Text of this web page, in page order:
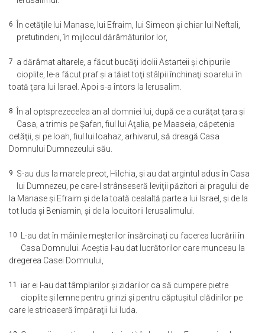
6
În cetăţile lui Manase, lui Efraim, lui Simeon şi chiar lui Neftali,
pretutindeni, în mijlocul dărâmăturilor lor,
7 a dărâmat altarele, a făcut bucăţi idolii Astarteii şi chipurile
cioplite, le-a făcut praf şi a tăiat toţi stâlpii închinaţi soarelui în
toată ţara lui Israel. Apoi s-a întors la Ierusalim.
8
În al optsprezecelea an al domniei lui, după ce a curăţat ţara şi
Casa, a trimis pe Şafan, fiul lui Aţalia, pe Maaseia, căpetenia
cetăţii, şi pe Ioah, fiul lui Ioahaz, arhivarul, să dreagă Casa
Domnului Dumnezeului său.
9 S-au dus la marele preot, Hilchia, şi au dat argintul adus în Casa
lui Dumnezeu, pe care-l strânseseră leviţii păzitori ai pragului de
la Manase şi Efraim şi de la toată cealaltă parte a lui Israel, şi de la
tot Iuda şi Beniamin, şi de la locuitorii Ierusalimului.
10
L-au dat în mâinile meşterilor însărcinaţi cu facerea lucrării în
Casa Domnului. Aceştia l-au dat lucrătorilor care munceau la
dregerea Casei Domnului,
11 iar ei l-au dat tâmplarilor şi zidarilor ca să cumpere pietre
cioplite şi lemne pentru grinzi şi pentru căptuşitul clădirilor pe
care le stricaseră împăraţii lui Iuda.